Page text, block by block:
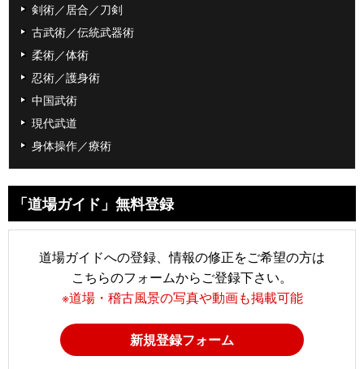
剣術／居合／刀剣
古武術／伝統武器術
柔術／体術
忍術／護身術
中国武術
現代武道
身体操作／療術
「道場ガイド」無料登録
道場ガイドへの登録、情報の修正をご希望の方は
こちらのフォームからご登録下さい。
※道場・稽古風景の写真や動画も掲載可能
新規登録フォーム